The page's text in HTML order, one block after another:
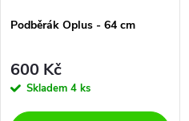
Podběrák Oplus - 64 cm
600 Kč
Skladem 4 ks